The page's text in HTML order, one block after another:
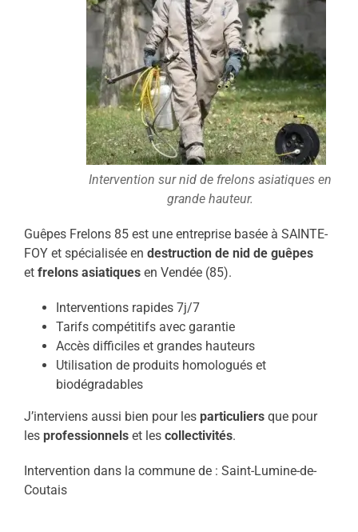
Intervention sur nid de frelons asiatiques en
grande hauteur.
Guêpes Frelons 85 est une entreprise basée à SAINTE-
FOY et spécialisée en destruction de nid de guêpes
et frelons asiatiquesen Vendée (85).
Interventions rapides 7j/7
Tarifs compétitifs avec garantie
Accès difficiles et grandes hauteurs
Utilisation de produits homologués et
biodégradables
J’interviens aussi bien pour les particuliersque pour
les professionnelset les collectivités.
Intervention dans la commune de : Saint-Lumine-de-
Coutais